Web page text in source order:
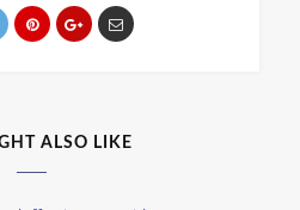
ALSO LIKE